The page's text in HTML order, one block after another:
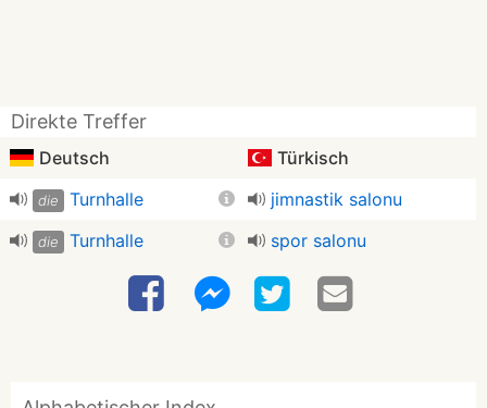
Direkte Treffer
Deutsch Türkisch
die Turnhalle jimnastik salonu
die Turnhalle spor salonu